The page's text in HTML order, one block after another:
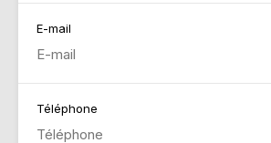
E-mail
Téléphone